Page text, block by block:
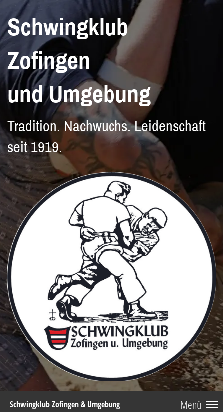
Schwingklub
Zofingen
und Umgebung
Tradition. Nachwuchs. Leidenschaft
seit 1919.
Menü
Schwingklub Zofingen & Umgebung